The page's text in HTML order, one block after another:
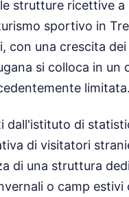
strutture ricettive
sportivo in
con una crescita
si colloca in
limitata.
dall'istituto di
di visitatori
di una struttura
o camp